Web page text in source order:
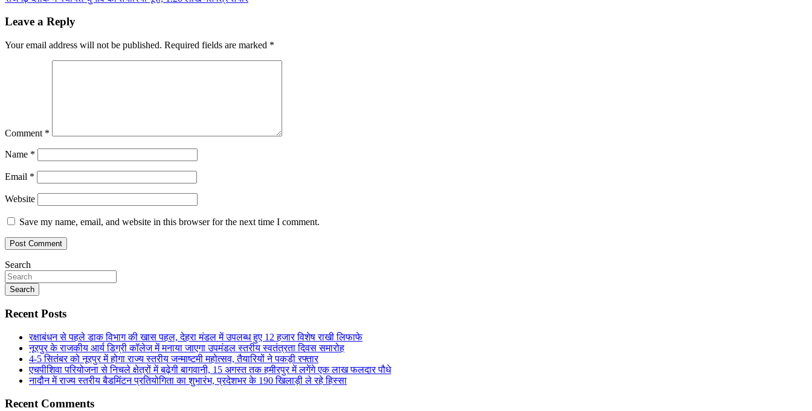
Leave a Reply
Your email address will not be published. Required fields are marked *
Comment *
Name *
Email *
Website
Save my name, email, and website in this browser for the next time I comment.
Search
Search
Recent Posts
रक्षाबंधन से पहले डाक विभाग की खास पहल, देहरा मंडल में उपलब्ध हुए 12 हजार विशेष राखी लिफाफे
नूरपुर के राजकीय आर्य डिग्री कॉलेज में मनाया जाएगा उपमंडल स्तरीय स्वतंत्रता दिवस समारोह
4-5 सितंबर को नूरपुर में होगा राज्य स्तरीय जन्माष्टमी महोत्सव, तैयारियों ने पकड़ी रफ्तार
एचपीशिवा परियोजना से निचले क्षेत्रों में बढ़ेगी बागवानी, 15 अगस्त तक हमीरपुर में लगेंगे एक लाख फलदार पौधे
नादौन में राज्य स्तरीय बैडमिंटन प्रतियोगिता का शुभारंभ, प्रदेशभर के 190 खिलाड़ी ले रहे हिस्सा
Recent Comments